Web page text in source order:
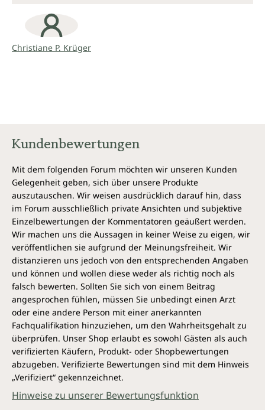
Homöopathie-Buch
"Das Werk ist jeden Tag der 4 Jahre Wartezeit seit
Fortbildung bei ihr gemacht. Sie hat unglaubliches
Fachwissen und Erfahrung zusammengetragen und man
weiterzugeben."
Sybille Traum – Tierheilpraktikerin
"Christiane P. Krügers „Katzen-Homöopathie-Buch“ ist
kompetente Fachliteratur und eine Liebeserklärung an die
Katze zugleich. Eine echte Fundgrube für alle, die mit
Katzen zu tun haben – privat oder beruflich. Möge es den
Samtpfoten schnell wieder besser gehen! „Dieses Buch
bringt die homöopathische Behandlung der Katzen auf ein
neues Niveau.”
Dr. med. vet. Brigitta Monhart
Christiane P. Krüger
Kundenbewertungen
Mit dem folgenden Forum möchten wir unseren Kunden
Gelegenheit geben, sich über unsere Produkte
auszutauschen. Wir weisen ausdrücklich darauf hin, dass
im Forum ausschließlich private Ansichten und subjektive
Einzelbewertungen der Kommentatoren geäußert werden.
Wir machen uns die Aussagen in keiner Weise zu eigen, wir
veröffentlichen sie aufgrund der Meinungsfreiheit. Wir
distanzieren uns jedoch von den entsprechenden Angaben
und können und wollen diese weder als richtig noch als
falsch bewerten. Sollten Sie sich von einem Beitrag
angesprochen fühlen, müssen Sie unbedingt einen Arzt
oder eine andere Person mit einer anerkannten
Fachqualifikation hinzuziehen, um den Wahrheitsgehalt zu
überprüfen. Unser Shop erlaubt es sowohl Gästen als auch
verifizierten Käufern, Produkt- oder Shopbewertungen
abzugeben. Verifizierte Bewertungen sind mit dem Hinweis
„Verifiziert“ gekennzeichnet.
Hinweise zu unserer Bewertungsfunktion